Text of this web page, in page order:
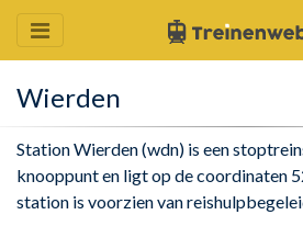
Wierden
Station Wierden (wdn) is een
knooppunt en ligt op de coordinaten
station is voorzien van